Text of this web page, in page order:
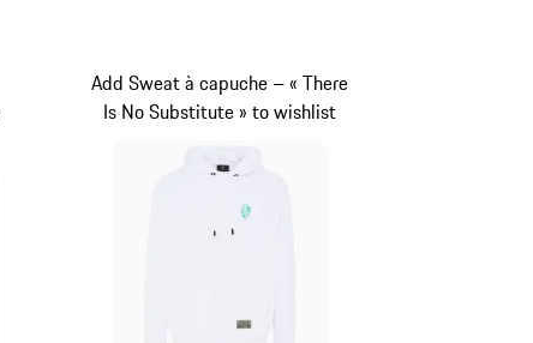
Add Sweat à capuche – « There
Is No Substitute » to wishlist